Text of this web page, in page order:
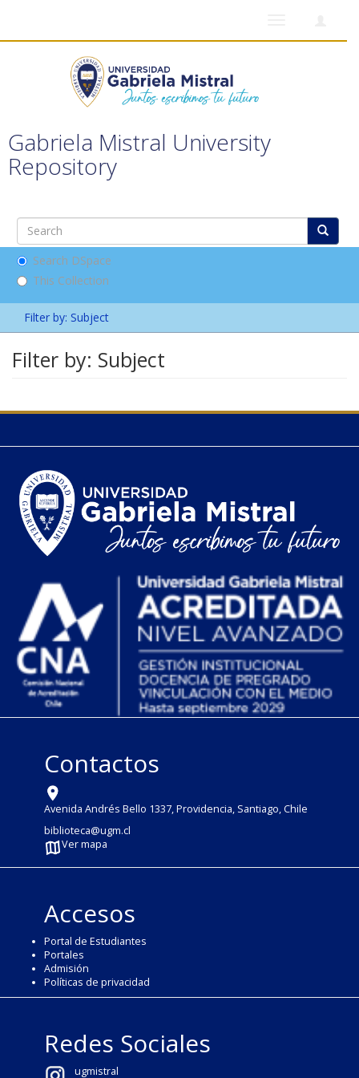
Gabriela Mistral University
Repository
Search DSpace
This Collection
Filter by: Subject
Filter by: Subject
Contactos
Avenida Andrés Bello 1337, Providencia, Santiago, Chile
biblioteca@ugm.cl
Ver mapa
Accesos
Portal de Estudiantes
Portales
Admisión
Políticas de privacidad
Redes Sociales
ugmistral